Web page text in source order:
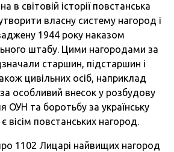
в світовій історії повстанська
власну систему нагород і
1944 року наказом
штабу. Цими нагородами за
старшин, підстаршин і
цивільних осіб, наприклад
за особливий внесок у розбудову
ОУН та боротьбу за українську
вісім повстанських нагород.
1102 Лицарі найвищих нагород